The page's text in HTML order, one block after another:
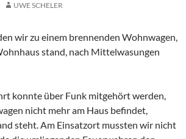
UWE SCHELER
wir zu einem brennenden Wohnwagen,
stand, nach Mittelwasungen
konnte über Funk mitgehört werden,
nicht mehr am Haus befindet,
steht. Am Einsatzort mussten wir nicht